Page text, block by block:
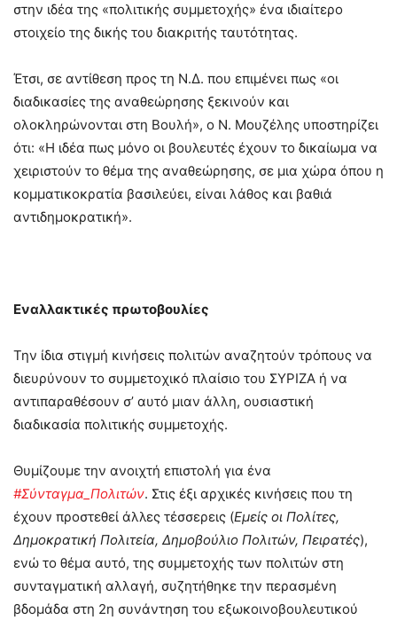
στην ιδέα της «πολιτικής συμμετοχής» ένα ιδιαίτερο
στοιχείο της δικής του διακριτής ταυτότητας.
Έτσι, σε αντίθεση προς τη Ν.Δ. που επιμένει πως «οι
διαδικασίες της αναθεώρησης ξεκινούν και
ολοκληρώνονται στη Βουλή», ο Ν. Μουζέλης υποστηρίζει
ότι: «Η ιδέα πως μόνο οι βουλευτές έχουν το δικαίωμα να
χειριστούν το θέμα της αναθεώρησης, σε μια χώρα όπου η
κομματικοκρατία βασιλεύει, είναι λάθος και βαθιά
αντιδημοκρατική».
Εναλλακτικές πρωτοβουλίες
Την ίδια στιγμή κινήσεις πολιτών αναζητούν τρόπους να
διευρύνουν το συμμετοχικό πλαίσιο του ΣΥΡΙΖΑ ή να
αντιπαραθέσουν σ’ αυτό μιαν άλλη, ουσιαστική
διαδικασία πολιτικής συμμετοχής.
Θυμίζουμε την ανοιχτή επιστολή για ένα
#Σύνταγμα_Πολιτών. Στις έξι αρχικές κινήσεις που τη
έχουν προστεθεί άλλες τέσσερεις (Εμείς οι Πολίτες,
Δημοκρατική Πολιτεία, Δημοβούλιο Πολιτών, Πειρατές),
ενώ το θέμα αυτό, της συμμετοχής των πολιτών στη
συνταγματική αλλαγή, συζητήθηκε την περασμένη
βδομάδα στη 2η συνάντηση του εξωκοινοβουλευτικού